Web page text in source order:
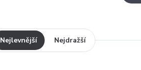
Nejlevnější Nejdražší